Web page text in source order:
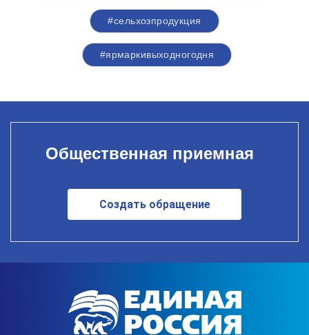
#сельхозпродукция
#ярмаркивыходногодня
Общественная приемная
Создать обращение